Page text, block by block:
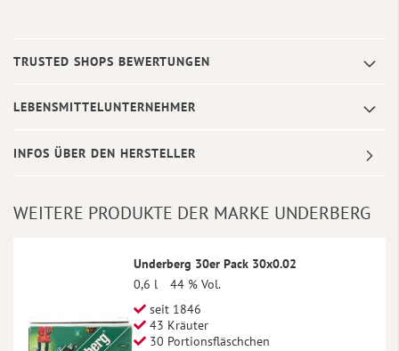
TRUSTED SHOPS BEWERTUNGEN
LEBENSMITTELUNTERNEHMER
INFOS ÜBER DEN HERSTELLER
WEITERE PRODUKTE DER MARKE UNDERBERG
Underberg 30er Pack 30x0.02
0,6 l
44 % Vol.
seit 1846
43 Kräuter
30 Portionsfläschchen